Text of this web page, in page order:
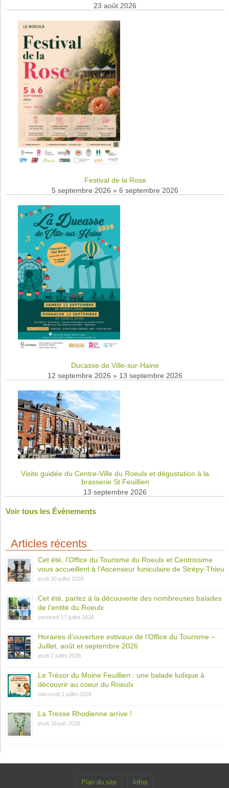
23 août 2026
Festival de la Rose
5 septembre 2026 » 6 septembre 2026
Ducasse de Ville-sur-Haine
12 septembre 2026 » 13 septembre 2026
Visite guidée du Centre-Ville du Roeulx et dégustation à la
brasserie St Feuillien
13 septembre 2026
Voir tous les Évènements
Articles récents
Cet été, l’Office du Tourisme du Roeulx et Centrissime
vous accueillent à l’Ascenseur funiculaire de Strépy-Thieu
jeudi 30 juillet 2026
Cet été, partez à la découverte des nombreuses balades
de l’entité du Roeulx
vendredi 17 juillet 2026
Horaires d’ouverture estivaux de l’Office du Tourisme –
Juillet, août et septembre 2026
jeudi 2 juillet 2026
Le Trésor du Moine Feuillien : une balade ludique à
découvrir au coeur du Roeulx
mercredi 1 juillet 2026
La Tresse Rhodienne arrive !
jeudi 18 juin 2026
Plan du site Infos